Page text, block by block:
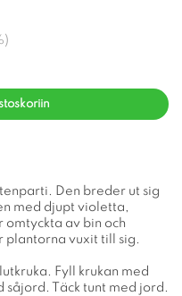
Den breder ut sig
med djupt violetta,
av bin och
plantorna vuxit till sig.
Fyll krukan med
Täck tunt med jord.